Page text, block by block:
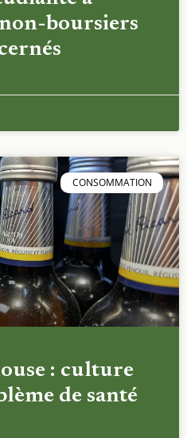
boursiers
CONSOMMATION
: culture
de santé